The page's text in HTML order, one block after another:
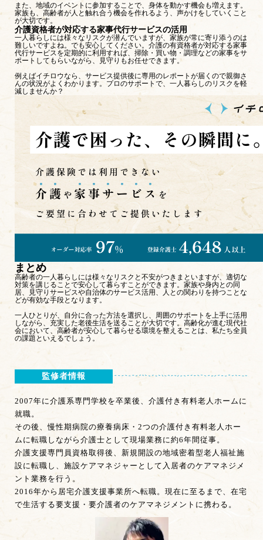
また、地域のイベントに参加することで、身体を動かす機会も増えます。
家族も、高齢者が人と触れ合う機会を作れるよう、声かけをしていくこと
が大切です。
介護資格者が対応する家事代行サービスの活用
一人暮らしには様々なリスクが潜んでいますが、家族が常に寄り添うのは
難しいですよね。でも安心してください。介護の有資格者が対応する家事
代行サービスを定期的に利用すれば、掃除・買い物・調理などの家事をサ
ポートしてもらいながら、見守りもお任せできます。
例えばイチロウなら、サービス提供後に専用のレポートが届くので親御さ
んの状況がよくわかります。プロのサポートで、一人暮らしのリスクを軽
減しませんか？
まとめ
高齢者の一人暮らしには様々なリスクと不安がつきまといますが、適切な
対策を講じることで安心して暮らすことができます。家族や身内との同
居、見守りサービスや自治体のサービス活用、人との関わりを持つことな
どが有効な手段となります。
一人ひとりが、自分に合った方法を選択し、周囲のサポートを上手に活用
しながら、充実した老後生活を送ることが大切です。高齢化が進む現代社
会において、高齢者が安心して暮らせる環境を整えることは、私たち全員
の課題といえるでしょう。
監修者情報
2007年に介護系専門学校を卒業後、介護付き有料老人ホームに
就職。
その後、慢性期病院の療養病床・2つの介護付き有料老人ホー
ムに転職しながら介護士として現場業務に約6年間従事。
介護支援専門員資格取得後、新規開設の地域密着型老人福祉施
設に転職し、施設ケアマネジャーとして入居者のケアマネジメ
ント業務を行う。
2016年から居宅介護支援事業所へ転職。現在に至るまで、在宅
で生活する要支援・要介護者のケアマネジメントに携わる。